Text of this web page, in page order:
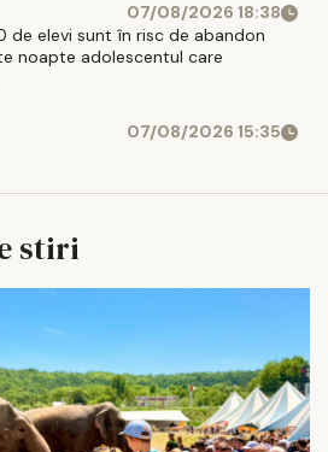
07/08/2026 18:38
de elevi sunt în risc de abandon
noapte adolescentul care
07/08/2026 15:35
stiri